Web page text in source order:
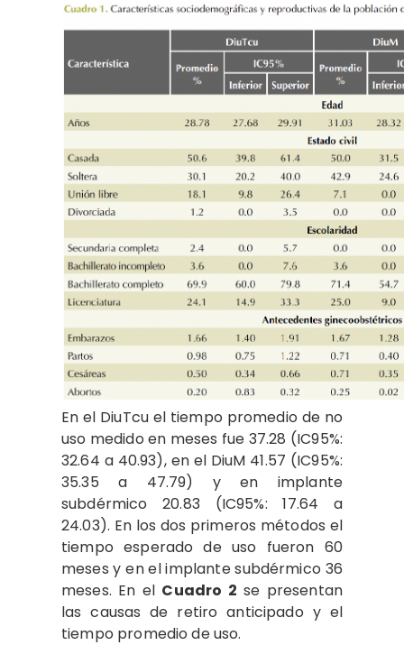
En el DiuTcu el tiempo promedio de no
uso medido en meses fue 37.28 (IC95%:
32.64 a 40.93), en el DiuM 41.57 (IC95%:
35.35 a 47.79) y en implante
subdérmico 20.83 (IC95%: 17.64 a
24.03). En los dos primeros métodos el
tiempo esperado de uso fueron 60
meses y en el implante subdérmico 36
meses. En el Cuadro 2 se presentan
las causas de retiro anticipado y el
tiempo promedio de uso.